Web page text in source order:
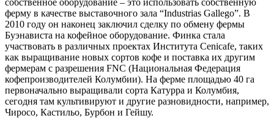
ферму в качестве выставочного зала “Industrias Gallego”. В
2010 году он наконец заключил сделку по обмену фермы
Буэнависта на кофейное оборудование. Финка стала
участвовать в различных проектах Института Cenicafe, таких
как выращивание новых сортов кофе и поставка их другим
фермерам с разрешения FNC (Национальная Федерация
кофепроизводителей Колумбии). На ферме площадью 40 га
первоначально выращивали сорта Катурра и Колумбия,
сегодня там культивируют и другие разновидности, например,
Чиросо, Кастильо, Бурбон и Гейшу.